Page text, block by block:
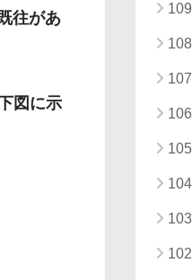
往があ
図に示